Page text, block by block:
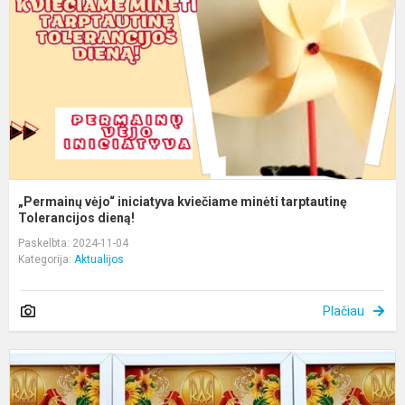
„Permainų vėjo“ iniciatyva kviečiame minėti tarptautinę
Tolerancijos dieną!
Paskelbta: 2024-11-04
Kategorija: Aktualijos
Plačiau